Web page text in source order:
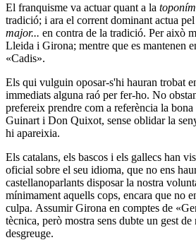
El franquisme va actuar quant a la
tradició; i ara el corrent dominant actua
major... en contra de la tradició. Per això
Lleida i Girona; mentre que es mantenen
«Cadis».
Els qui vulguin oposar-s'hi hauran trobat
immediats alguna raó per fer-ho. No
prefereix prendre com a referència la
Guinart i Don Quixot, sense oblidar la
hi apareixia.
Els catalans, els bascos i els gallecs han
oficial sobre el seu idioma, que no ens
castellanoparlants disposar la nostra
mínimament aquells cops, encara que no
culpa. Assumir Girona en comptes de
tècnica, però mostra sens dubte un gest de
desgreuge.